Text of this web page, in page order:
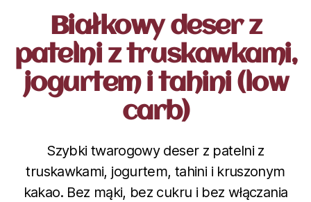
Białkowy deser z
patelni z truskawkami,
jogurtem i tahini (low
carb)
Szybki twarogowy deser z patelni z
truskawkami, jogurtem, tahini i kruszonym
kakao. Bez mąki, bez cukru i bez włączania